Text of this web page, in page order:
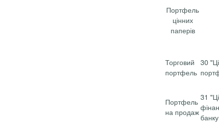
Портфель
цінних
паперів
Торговий
портфель
30
Портфель
на продаж
31